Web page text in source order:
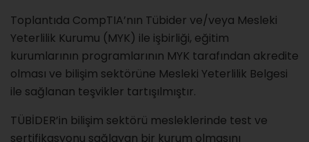
Toplantıda CompTIA’nın Tübider ve/veya Mesleki
Yeterlilik Kurumu (MYK) ile işbirliği, eğitim
kurumlarının programlarının MYK tarafından akredite
olması ve bilişim sektörüne Mesleki Yeterlilik Belgesi
ile sağlanan teşvikler tartışılmıştır.
TÜBİDER’in bilişim sektörü mesleklerinde test ve
sertifikasyonu sağlayan bir kurum olmasını